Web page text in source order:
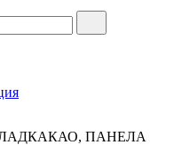
КАКАО, ПАНЕЛА